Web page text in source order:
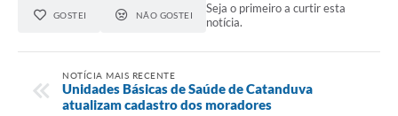
GOSTEI NÃO GOSTEI
Seja o primeiro a curtir esta
notícia.
NOTÍCIA MAIS RECENTE
Unidades Básicas de Saúde de Catanduva
atualizam cadastro dos moradores